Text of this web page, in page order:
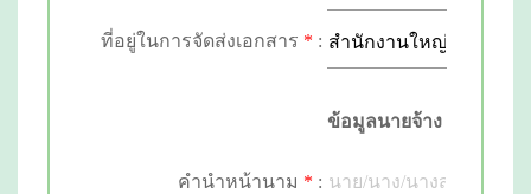
ที่อยู่ในการจัดส่งเอกสาร * :
ข้อมูลนายจ้าง
คำนำหน้านาม * :